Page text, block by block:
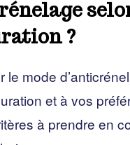
?
le mode
et à vos
à prendre en